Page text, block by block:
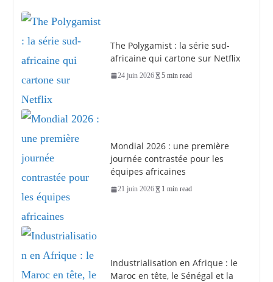
The Polygamist : la série sud-
africaine qui cartone sur Netflix
24 juin 2026 5 min read
Mondial 2026 : une première
journée contrastée pour les
équipes africaines
21 juin 2026 1 min read
Industrialisation en Afrique : le
Maroc en tête, le Sénégal et la